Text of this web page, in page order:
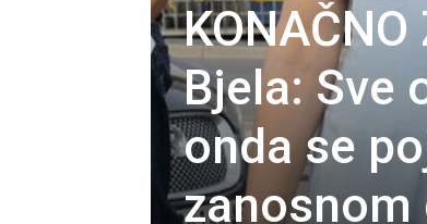
Bjela: Sve
onda se
zanosnom